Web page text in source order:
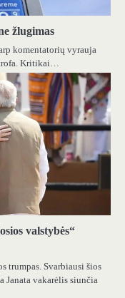
žlugimas
komentatorių vyrauja
Kritikai…
valstybės“
trumpas. Svarbiausi šios
Janata vakarėlis siunčia